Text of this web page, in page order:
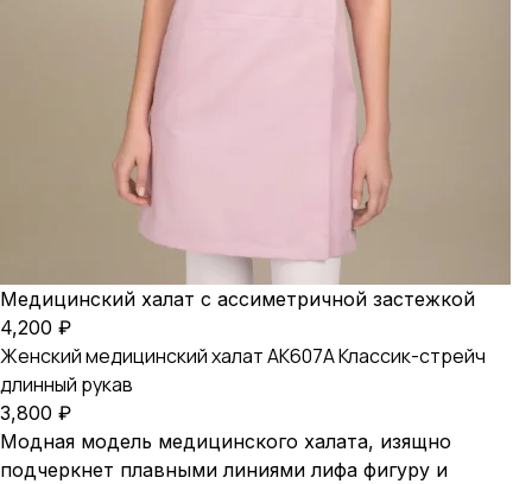
Медицинский халат с ассиметричной застежкой
4,200 ₽
Женский медицинский халат AK607А Классик-стрейч
длинный рукав
3,800 ₽
Модная модель медицинского халата, изящно
подчеркнет плавными линиями лифа фигуру и